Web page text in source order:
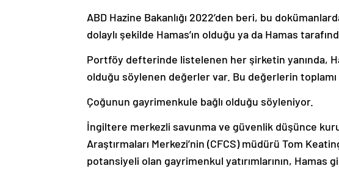
ABD Hazine Bakanlığı 2022’den beri, bu
dolaylı şekilde Hamas’ın olduğu ya da Hamas
Portföy defterinde listelenen her şirketin yanında,
olduğu söylenen değerler var. Bu değerlerin toplamı
Çoğunun gayrimenkule bağlı olduğu söyleniyor.
İngiltere merkezli savunma ve güvenlik düşünce
Araştırmaları Merkezi’nin (CFCS) müdürü Tom
potansiyeli olan gayrimenkul yatırımlarının,